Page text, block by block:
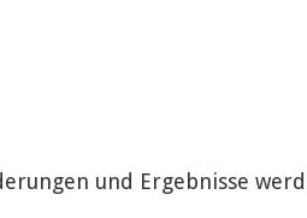
und Ergebnisse